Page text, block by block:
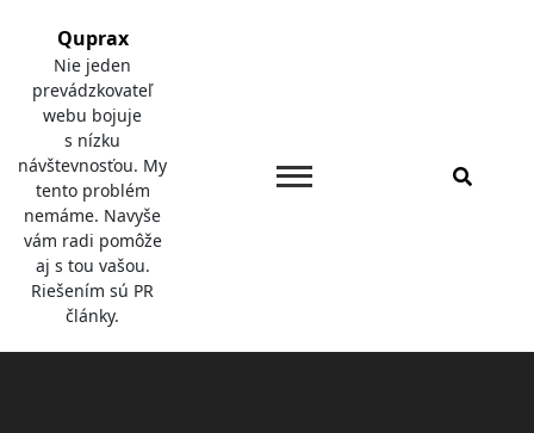
content
Quprax
Nie jeden
prevádzkovateľ
webu bojuje
s nízku
návštevnosťou. My
tento problém
nemáme. Navyše
vám radi pomôže
aj s tou vašou.
Riešením sú PR
články.